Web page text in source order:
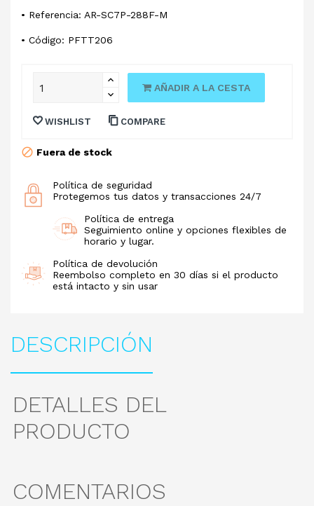
• Referencia: AR-SC7P-288F-M
• Código: PFTT206
AÑADIR A LA CESTA
WISHLIST COMPARE
Fuera de stock
Política de seguridad
Protegemos tus datos y transacciones 24/7
Política de entrega
Seguimiento online y opciones flexibles de
horario y lugar.
Política de devolución
Reembolso completo en 30 días si el producto
está intacto y sin usar
DESCRIPCIÓN
DETALLES DEL
PRODUCTO
COMENTARIOS